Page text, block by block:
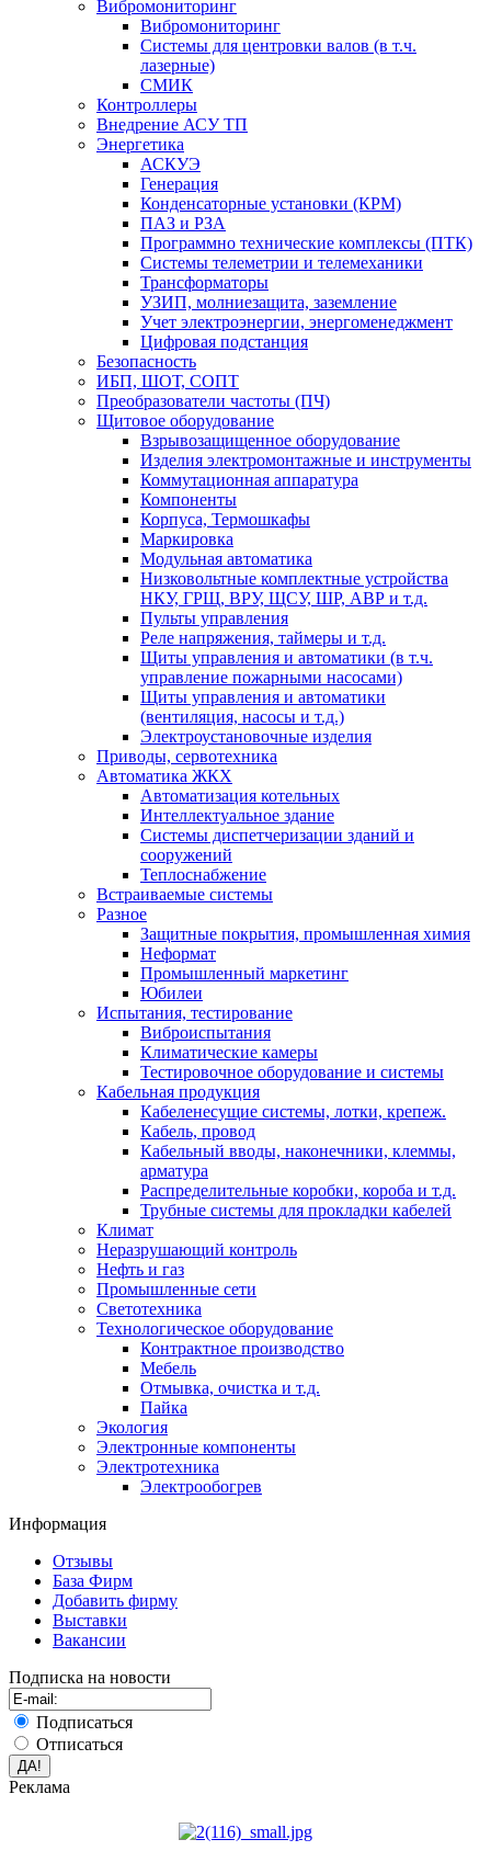
Вибромониторинг
Вибромониторинг
Системы для центровки валов (в т.ч.
лазерные)
СМИК
Контроллеры
Внедрение АСУ ТП
Энергетика
АСКУЭ
Генерация
Конденсаторные установки (КРМ)
ПАЗ и РЗА
Программно технические комплексы (ПТК)
Системы телеметрии и телемеханики
Трансформаторы
УЗИП, молниезащита, заземление
Учет электроэнергии, энергоменеджмент
Цифровая подстанция
Безопасность
ИБП, ШОТ, СОПТ
Преобразователи частоты (ПЧ)
Щитовое оборудование
Взрывозащищенное оборудование
Изделия электромонтажные и инструменты
Коммутационная аппаратура
Компоненты
Корпуса, Термошкафы
Маркировка
Модульная автоматика
Низковольтные комплектные устройства
НКУ, ГРЩ, ВРУ, ЩСУ, ШР, АВР и т.д.
Пульты управления
Реле напряжения, таймеры и т.д.
Щиты управления и автоматики (в т.ч.
управление пожарными насосами)
Щиты управления и автоматики
(вентиляция, насосы и т.д.)
Электроустановочные изделия
Приводы, сервотехника
Автоматика ЖКХ
Автоматизация котельных
Интеллектуальное здание
Системы диспетчеризации зданий и
сооружений
Теплоснабжение
Встраиваемые системы
Разное
Защитные покрытия, промышленная химия
Неформат
Промышленный маркетинг
Юбилеи
Испытания, тестирование
Виброиспытания
Климатические камеры
Тестировочное оборудование и системы
Кабельная продукция
Кабеленесущие системы, лотки, крепеж.
Кабель, провод
Кабельный вводы, наконечники, клеммы,
арматура
Распределительные коробки, короба и т.д.
Трубные системы для прокладки кабелей
Климат
Неразрушающий контроль
Нефть и газ
Промышленные сети
Светотехника
Технологическое оборудование
Контрактное производство
Мебель
Отмывка, очистка и т.д.
Пайка
Экология
Электронные компоненты
Электротехника
Электрообогрев
Информация
Отзывы
База Фирм
Добавить фирму
Выставки
Вакансии
Подписка на новости
Подписаться
Отписаться
Реклама